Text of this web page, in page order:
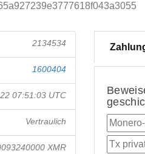
2134534
1600404
07:51:03 UTC
Vertraulich
XMR